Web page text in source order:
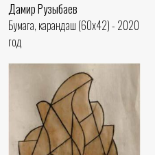
Дамир Рузыбаев
Бумага, карандаш (60x42) - 2020
год